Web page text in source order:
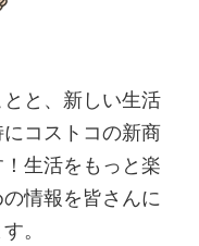
と、新しい生活
コストコの新商
生活をもっと楽
情報を皆さんに
。